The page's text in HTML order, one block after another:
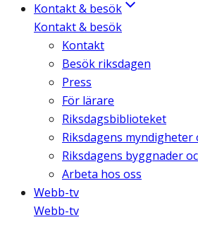
Kontakt & besök
Kontakt & besök
Kontakt
Besök riksdagen
Press
För lärare
Riksdagsbiblioteket
Riksdagens myndigheter
Riksdagens byggnader
Arbeta hos oss
Webb-tv
Webb-tv